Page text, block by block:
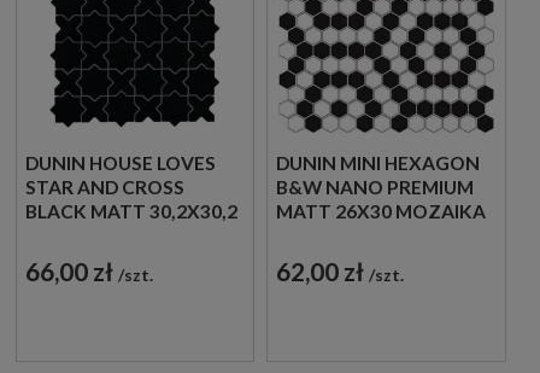
DUNIN HOUSE LOVES
STAR AND CROSS
BLACK MATT 30,2X30,2
DEKORACYJNA
66,00 zł szt.
DUNIN MINI HEXAGON
B&W NANO PREMIUM
MATT 26X30 MOZAIKA
62,00 zł szt.